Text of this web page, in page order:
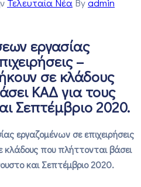
εργασίας
–
σε κλάδους
ΚΑΔ για τους
Σεπτέμβριο 2020.
εργαζομένων σε επιχειρήσεις
κλάδους που πλήττονται βάσει
και Σεπτέμβριο 2020.